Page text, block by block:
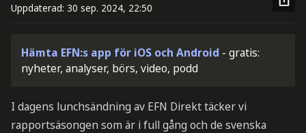
Uppdaterad: 30 sep. 2024, 22:50
Hämta EFN:s app för iOS och Android - gratis:
nyheter, analyser, börs, video, podd
I dagens lunchsändning av EFN Direkt täcker vi
rapportsäsongen som är i full gång och de svenska